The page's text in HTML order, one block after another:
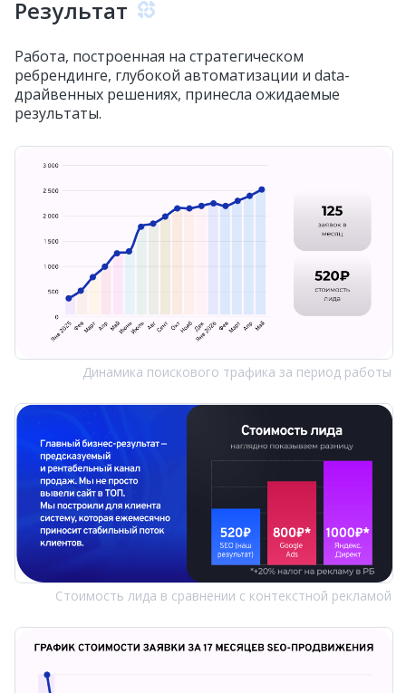
Результат
Работа, построенная на стратегическом
ребрендинге, глубокой автоматизации и data-
драйвенных решениях, принесла ожидаемые
результаты.
Динамика поискового трафика за период работы
Стоимость лида в сравнении с контекстной рекламой